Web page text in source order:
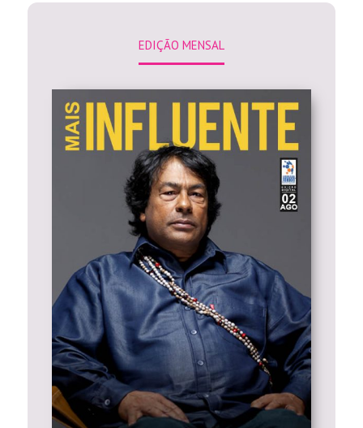
EDIÇÃO MENSAL